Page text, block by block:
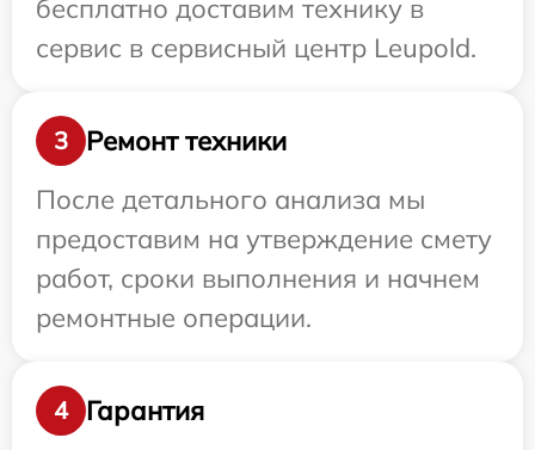
бесплатно доставим технику в
сервис в сервисный центр Leupold.
3
Ремонт техники
После детального анализа мы
предоставим на утверждение смету
работ, сроки выполнения и начнем
ремонтные операции.
4
Гарантия